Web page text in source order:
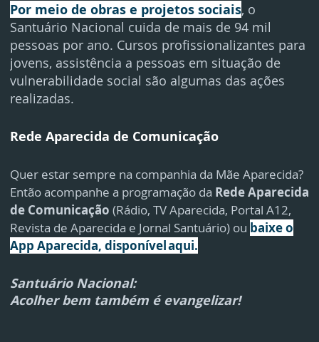
Por meio de obras e projetos sociais, o
Santuário Nacional cuida de mais de 94 mil
pessoas por ano. Cursos profissionalizantes para
jovens, assistência a pessoas em situação de
vulnerabilidade social são algumas das ações
realizadas.
Rede Aparecida de Comunicação
Quer estar sempre na companhia da Mãe Aparecida?
Então acompanhe a programação da Rede Aparecida
de Comunicação (Rádio, TV Aparecida, Portal A12,
Revista de Aparecida e Jornal Santuário) ou baixe o
App Aparecida, disponível aqui.
Santuário Nacional:
Acolher bem também é evangelizar!